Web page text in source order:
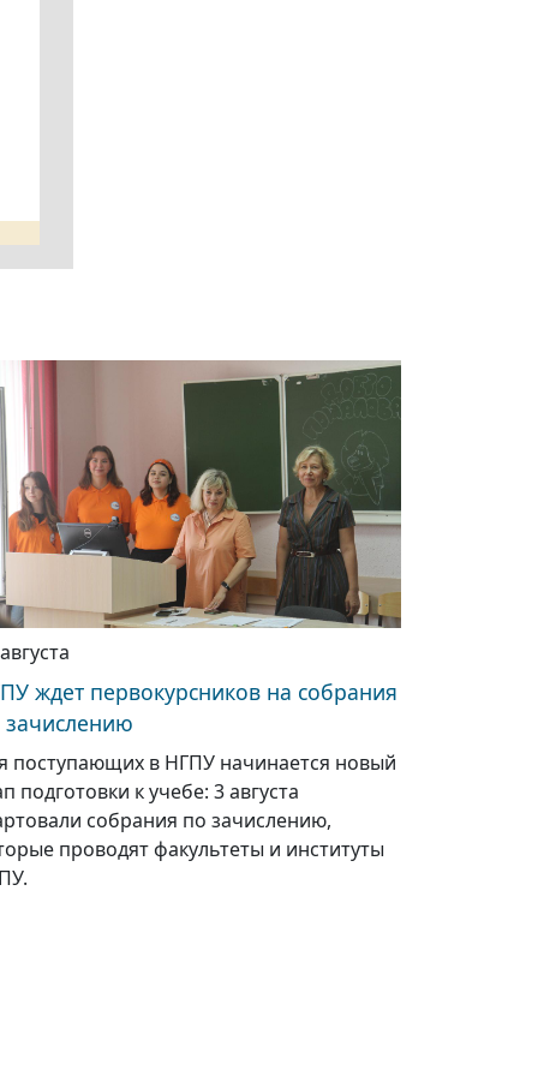
ждет первокурсников на собрания
зачислению
поступающих в НГПУ начинается новый
подготовки к учебе: 3 августа
собрания по зачислению,
проводят факультеты и институты